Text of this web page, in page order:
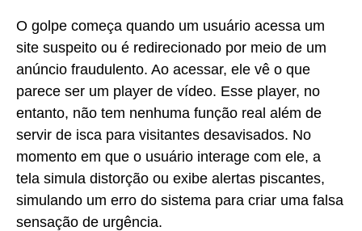
O golpe começa quando um usuário acessa um
site suspeito ou é redirecionado por meio de um
anúncio fraudulento. Ao acessar, ele vê o que
parece ser um player de vídeo. Esse player, no
entanto, não tem nenhuma função real além de
servir de isca para visitantes desavisados. No
momento em que o usuário interage com ele, a
tela simula distorção ou exibe alertas piscantes,
simulando um erro do sistema para criar uma falsa
sensação de urgência.